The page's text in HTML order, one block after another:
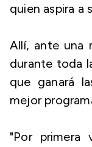
quien aspira a
Allí, ante una
durante toda
que ganará
mejor
"Por primera